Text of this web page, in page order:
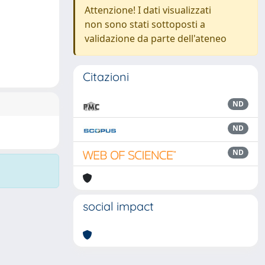
Attenzione! I dati visualizzati
non sono stati sottoposti a
validazione da parte dell'ateneo
Citazioni
ND
ND
ND
social impact